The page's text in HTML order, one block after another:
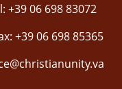
+39 06 698 83072
+39 06 698 85365